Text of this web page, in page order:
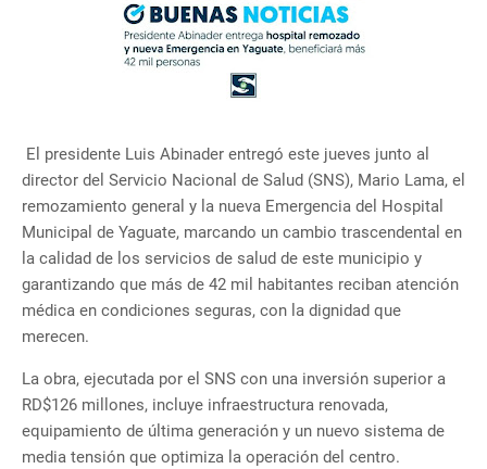
El presidente Luis Abinader entregó este jueves junto al
director del Servicio Nacional de Salud (SNS), Mario Lama, el
remozamiento general y la nueva Emergencia del Hospital
Municipal de Yaguate, marcando un cambio trascendental en
la calidad de los servicios de salud de este municipio y
garantizando que más de 42 mil habitantes reciban atención
médica en condiciones seguras, con la dignidad que
merecen.
La obra, ejecutada por el SNS con una inversión superior a
RD$126 millones, incluye infraestructura renovada,
equipamiento de última generación y un nuevo sistema de
media tensión que optimiza la operación del centro.